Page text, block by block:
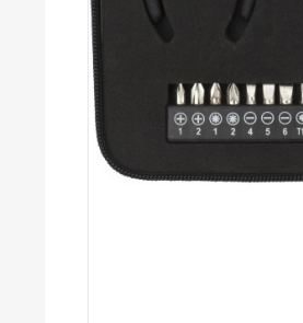
commerce
Salons
professionnels
Séminaires
Team building
Portes ouvertes
Cadeaux d'entreprise
Fin d'année